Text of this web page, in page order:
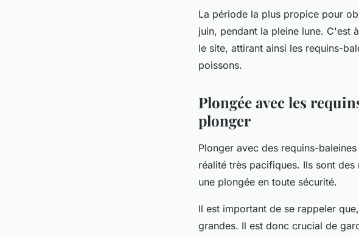
La période la plus propice pour
juin, pendant la pleine lune. C'est
le site, attirant ainsi les requins-
poissons.
Plongée avec les
plonger
Plonger avec des requins-
réalité très pacifiques. Ils sont
une plongée en toute sécurité.
Il est important de se rappeler
grandes. Il est donc crucial de